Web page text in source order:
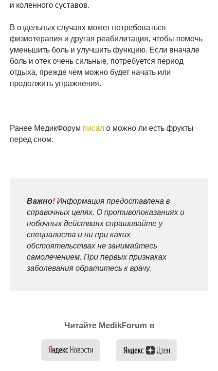
и коленного суставов.
В отдельных случаях может потребоваться
физиотерапия и другая реабилитация, чтобы помочь
уменьшить боль и улучшить функцию. Если вначале
боль и отек очень сильные, потребуется период
отдыха, прежде чем можно будет начать или
продолжить упражнения.
Ранее МедикФорум писал о можно ли есть фрукты
перед сном.
Важно! Информация предоставлена в
справочных целях. О противопоказаниях и
побочных действиях спрашивайте у
специалиста и ни при каких
обстоятельствах не занимайтесь
самолечением. При первых признаках
заболевания обратитесь к врачу.
Читайте MedikForum в